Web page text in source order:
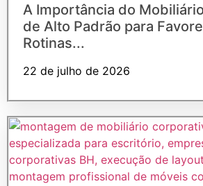
A Importância do
de Alto Padrão para
Rotinas...
22 de julho de 2026